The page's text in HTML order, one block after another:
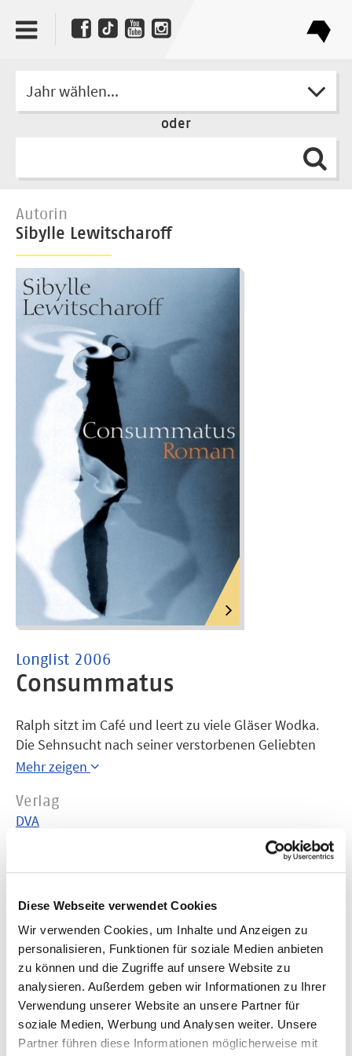
Diese Webseite verwendet Cookies
Wir verwenden Cookies, um Inhalte und Anzeigen zu
personalisieren, Funktionen für soziale Medien anbieten
zu können und die Zugriffe auf unsere Website zu
analysieren. Außerdem geben wir Informationen zu Ihrer
Verwendung unserer Website an unsere Partner für
soziale Medien, Werbung und Analysen weiter. Unsere
Partner führen diese Informationen möglicherweise mit
Jahr wählen...
oder
Autorin
Sibylle Lewitscharoff
Longlist 2006
Consummatus
Ralph sitzt im Café und leert zu viele Gläser Wodka.
Die Sehnsucht nach seiner verstorbenen Geliebten
hatte ihn ins Totenreich geführt. Seit er von dort
los. Selbst im Café treiben sie sich um ihn herum.
Andy Warhol und Jim Morrison sind mit von der
Partie, die Eltern und natürlich seine Geliebte. Ein
Roman voller Einfallsreichtum und abgründigem Witz.
Mehr zeigen
Verlag
DVA